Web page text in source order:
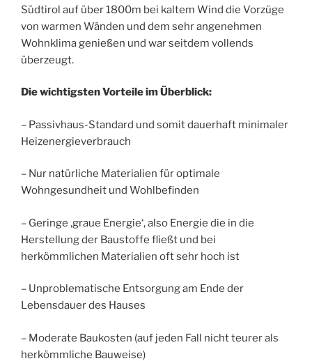
Südtirol auf über 1800m bei kaltem Wind die Vorzüge
von warmen Wänden und dem sehr angenehmen
Wohnklima genießen und war seitdem vollends
überzeugt.
Die wichtigsten Vorteile im Überblick:
– Passivhaus-Standard und somit dauerhaft minimaler
Heizenergieverbrauch
– Nur natürliche Materialien für optimale
Wohngesundheit und Wohlbefinden
– Geringe ‚graue Energie‘, also Energie die in die
Herstellung der Baustoffe fließt und bei
herkömmlichen Materialien oft sehr hoch ist
– Unproblematische Entsorgung am Ende der
Lebensdauer des Hauses
– Moderate Baukosten (auf jeden Fall nicht teurer als
herkömmliche Bauweise)